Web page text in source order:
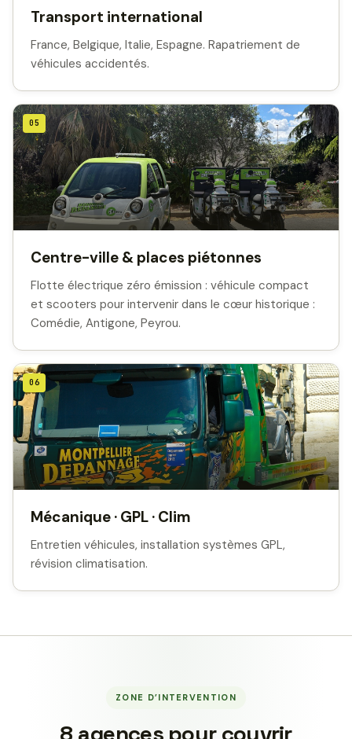
Transport international
France, Belgique, Italie, Espagne. Rapatriement de
véhicules accidentés.
05
Centre-ville & places piétonnes
Flotte électrique zéro émission : véhicule compact
et scooters pour intervenir dans le cœur historique :
Comédie, Antigone, Peyrou.
06
Mécanique · GPL · Clim
Entretien véhicules, installation systèmes GPL,
révision climatisation.
ZONE D’INTERVENTION